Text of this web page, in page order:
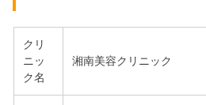
クリ
ニッ
ク名
湘南美容クリニック